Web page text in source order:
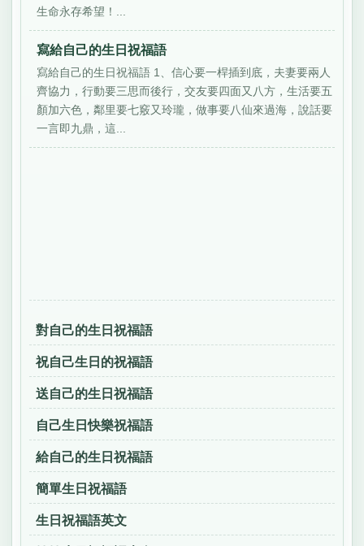
生命永存希望！...
寫給自己的生日祝福語
寫給自己的生日祝福語 1、信心要一桿插到底，夫妻要兩人
齊協力，行動要三思而後行，交友要四面又八方，生活要五
顏加六色，鄰里要七竅又玲瓏，做事要八仙來過海，說話要
一言即九鼎，這...
對自己的生日祝福語
祝自己生日的祝福語
送自己的生日祝福語
自己生日快樂祝福語
給自己的生日祝福語
簡單生日祝福語
生日祝福語英文